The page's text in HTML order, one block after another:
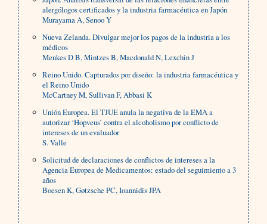
alergólogos certificados y la industria farmacéutica en Japón
Murayama A, Senoo Y
Nueva Zelanda. Divulgar mejor los pagos de la industria a los
médicos
Menkes D B, Mintzes B, Macdonald N, Lexchin J
Reino Unido. Capturados por diseño: la industria farmacéutica y
el Reino Unido
McCartney M, Sullivan F, Abbasi K
Unión Europea. El TJUE anula la negativa de la EMA a
autorizar ‘Hopveus’ contra el alcoholismo por conflicto de
intereses de un evaluador
S. Valle
Solicitud de declaraciones de conflictos de intereses a la
Agencia Europea de Medicamentos: estado del seguimiento a 3
años
Boesen K, Gøtzsche PC, Ioannidis JPA